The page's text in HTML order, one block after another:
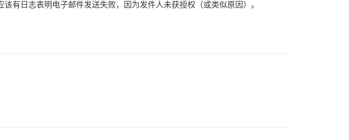
有日志表明电子邮件发送失败，因为发件人未获授权（或类似原因）。